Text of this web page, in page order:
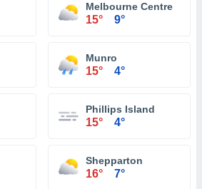
Melbourne Centre
15° 9°
Munro
15° 4°
Phillips Island
15° 4°
Shepparton
16° 7°